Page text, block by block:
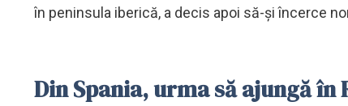
în peninsula iberică, a decis apoi să-și încerce
Din Spania, urma să ajungă în